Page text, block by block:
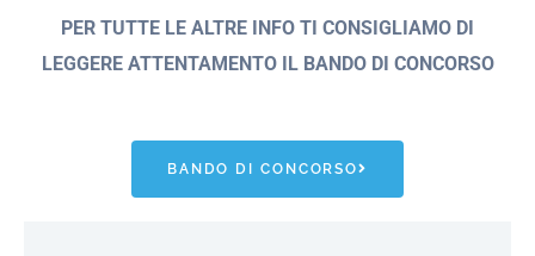
PER TUTTE LE ALTRE INFO TI CONSIGLIAMO DI
LEGGERE ATTENTAMENTO IL BANDO DI CONCORSO
BANDO DI CONCORSO